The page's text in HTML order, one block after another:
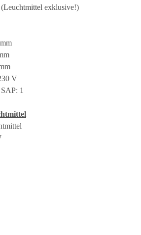
exklusive!)
V
1